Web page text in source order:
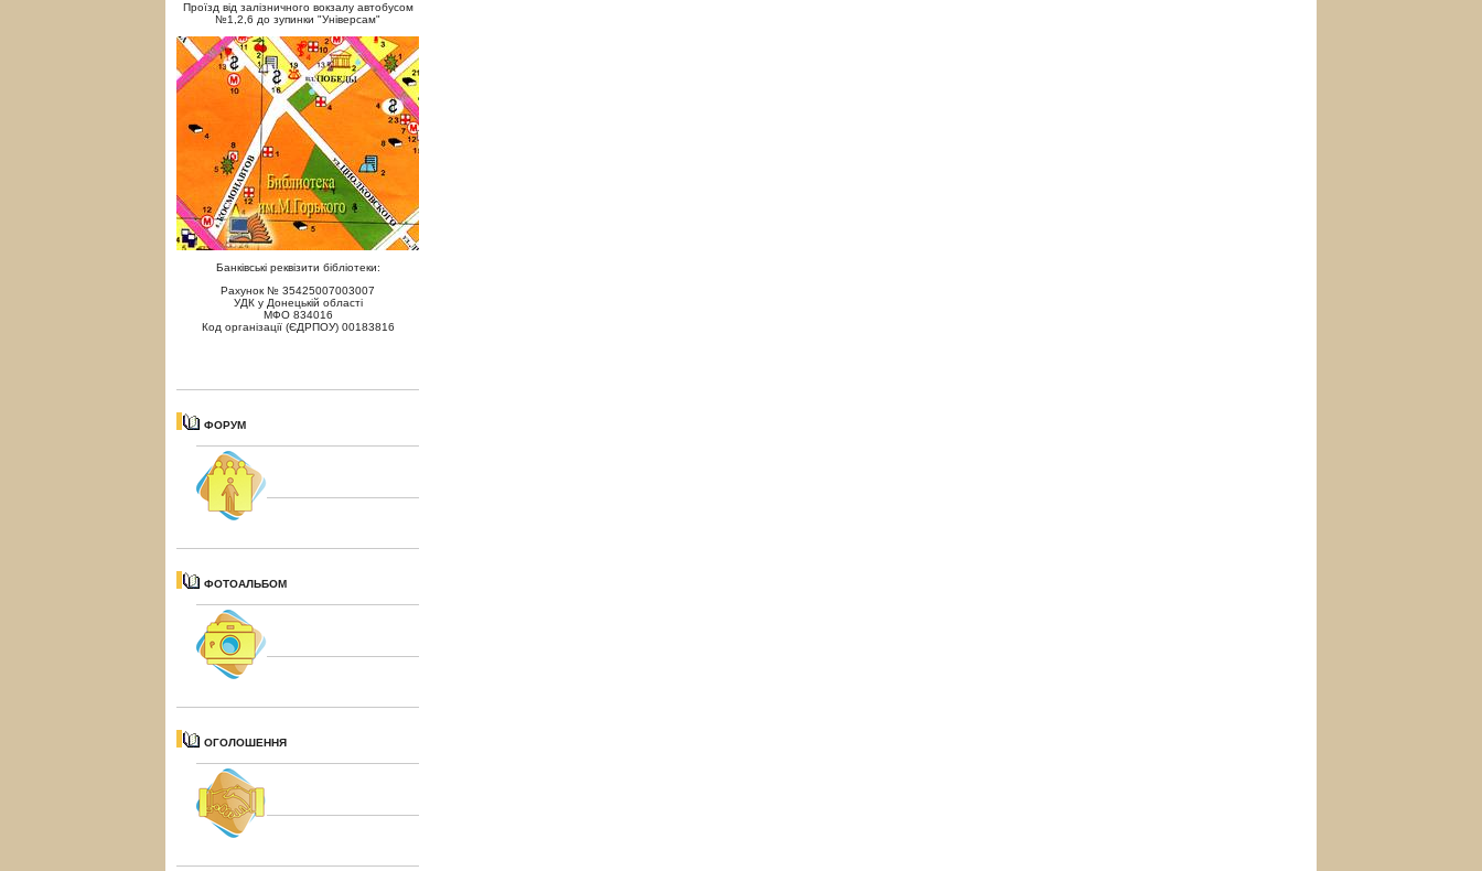
Проїзд від залізничного вокзалу автобусом
№1,2,6 до зупинки "Універсам"
Банківські реквізити бібліотеки:
Рахунок № 35425007003007
УДК у Донецькій області
МФО 834016
Код організації (ЄДРПОУ) 00183816
ФОРУМ
ФОТОАЛЬБОМ
ОГОЛОШЕННЯ